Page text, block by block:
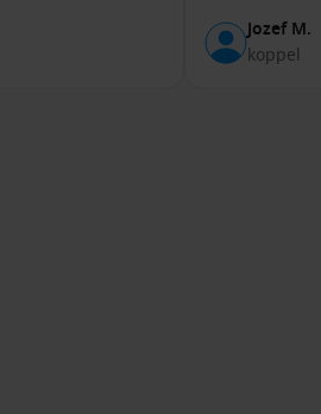
Jozef M.
koppel